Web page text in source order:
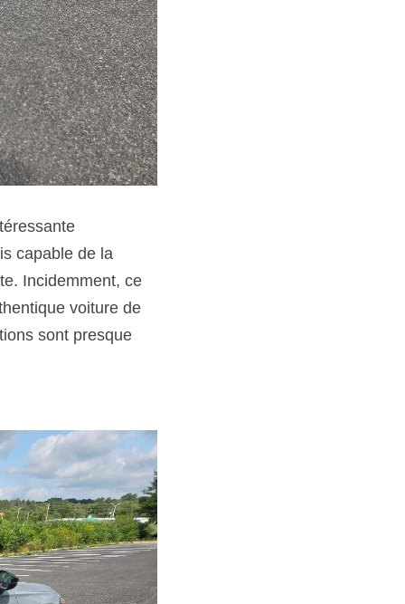
capable de la
Incidemment, ce
voiture de
sont presque